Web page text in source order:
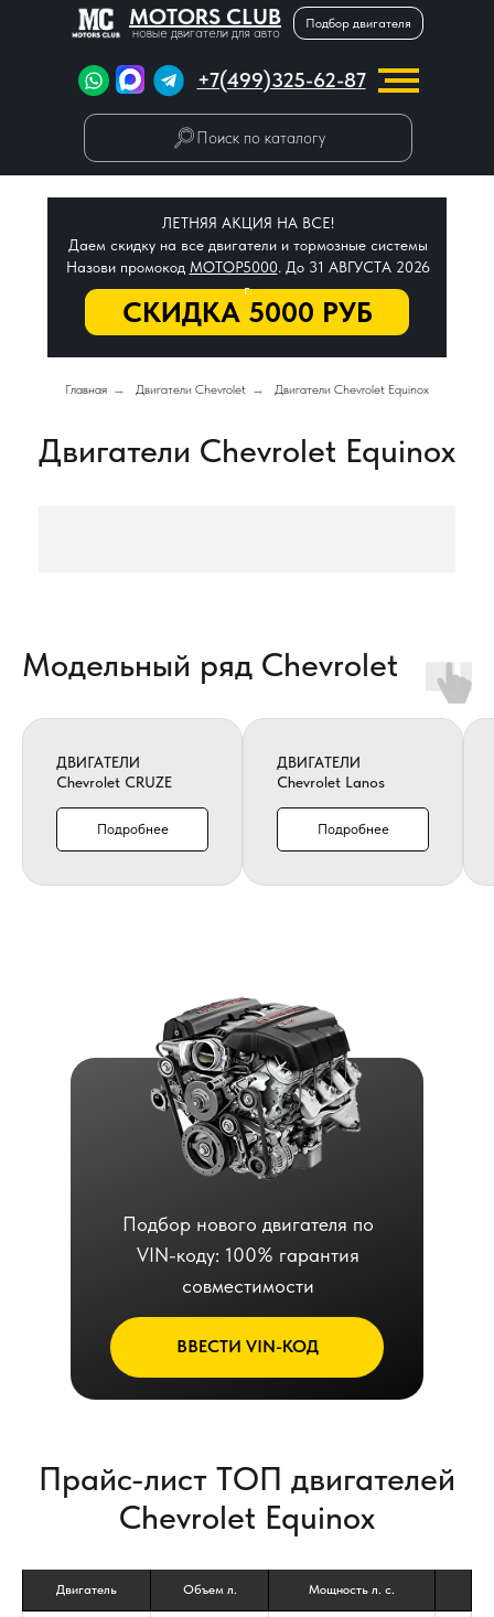
MOTORS CLUB
новые двигатели для авто
Подбор двигателя
+7(499)325-62-87
Поиск по каталогу
СКИДКА 5000 РУБ
ЛЕТНЯЯ АКЦИЯ НА ВСЕ!
Даем скидку на все двигатели и тормозные системы
Назови промокод МОТОР5000. До 31 АВГУСТА 2026
г.
Главная → Двигатели Chevrolet → Двигатели Chevrolet Equinox
Двигатели Chevrolet Equinox
Модельный ряд Chevrolet
ДВИГАТЕЛИ
Chevrolet CRUZE
Подробнее
ДВИГАТЕЛИ
Chevrolet Lanos
Подробнее
ВВЕСТИ VIN-КОД
Подбор нового двигателя по
VIN-коду: 100% гарантия
совместимости
Прайс-лист ТОП двигателей
Chevrolet Equinox
Двигатель Объем л. Мощность л. с.